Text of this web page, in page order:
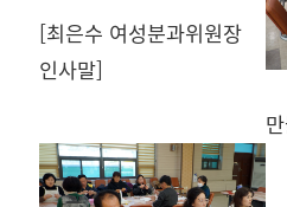
[최은수 여성분과위원장
인사말]